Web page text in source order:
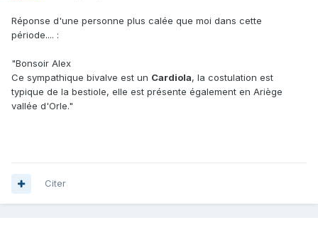
Réponse d'une personne plus calée que moi dans cette
période.... :
"Bonsoir Alex
Ce sympathique bivalve est un Cardiola, la costulation est
typique de la bestiole, elle est présente également en Ariège
vallée d'Orle."
Citer